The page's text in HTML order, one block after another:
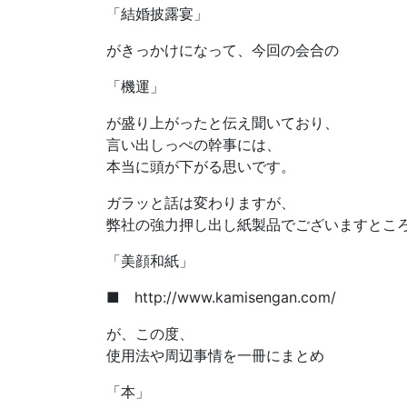
「結婚披露宴」
がきっかけになって、今回の会合の
「機運」
が盛り上がったと伝え聞いており、
言い出しっぺの幹事には、
本当に頭が下がる思いです。
ガラッと話は変わりますが、
弊社の強力押し出し紙製品でございますところ
「美顔和紙」
■ http://www.kamisengan.com/
が、この度、
使用法や周辺事情を一冊にまとめ
「本」